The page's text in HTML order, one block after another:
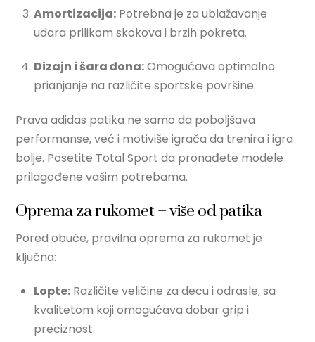
Amortizacija: Potrebna je za ublažavanje
udara prilikom skokova i brzih pokreta.
Dizajn i šara đona:Omogućava optimalno
prianjanje na različite sportske površine.
Prava adidas patika ne samo da poboljšava
performanse, već i motiviše igrača da trenira i igra
bolje. Posetite Total Sport da pronađete modele
prilagođene vašim potrebama.
Oprema za rukomet – više od patika
Pored obuće, pravilna oprema za rukomet je
ključna:
Lopte: Različite veličine za decu i odrasle, sa
kvalitetom koji omogućava dobar grip i
preciznost.